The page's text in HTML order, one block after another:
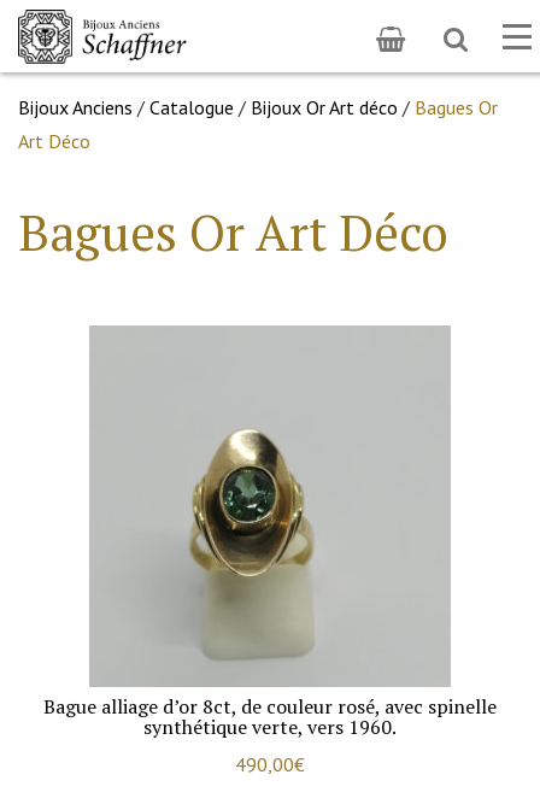
Toggle
search
Bijoux Anciens / Catalogue / Bijoux Or Art déco / Bagues Or
Art Déco
Bagues Or Art Déco
Bague alliage d’or 8ct, de couleur rosé, avec spinelle
synthétique verte, vers 1960.
490,00€